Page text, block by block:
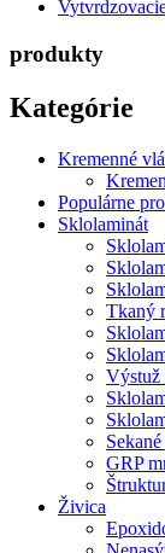
produkty
Kategórie
Kremenné
Populárne
Sklolaminát
Tkaný
Výstuž
GRP
Živica